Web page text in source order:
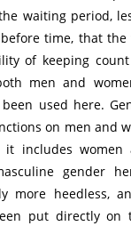
waiting period,
time, that
of keeping
men and
used here.
on men and
includes women
gender
more heedless,
put directly on